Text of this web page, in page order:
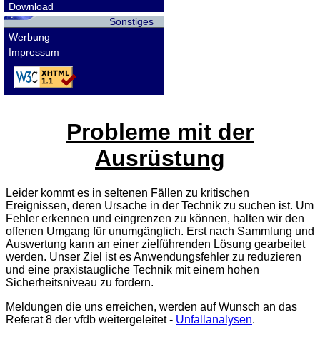
Download
Sonstiges
Werbung
Impressum
Probleme mit der
Ausrüstung
Leider kommt es in seltenen Fällen zu kritischen
Ereignissen, deren Ursache in der Technik zu suchen ist. Um
Fehler erkennen und eingrenzen zu können, halten wir den
offenen Umgang für unumgänglich. Erst nach Sammlung und
Auswertung kann an einer zielführenden Lösung gearbeitet
werden. Unser Ziel ist es Anwendungsfehler zu reduzieren
und eine praxistaugliche Technik mit einem hohen
Sicherheitsniveau zu fordern.
Meldungen die uns erreichen, werden auf Wunsch an das
Referat 8 der vfdb weitergeleitet - Unfallanalysen.